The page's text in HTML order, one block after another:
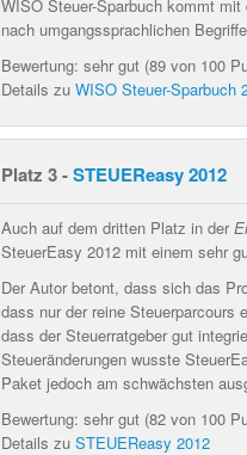
WISO Steuer-Sparbuch kommt
nach umgangssprachlichen
Bewertung: sehr gut (89 von 100
Details zu WISO Steuer-Sparbuch
Platz 3 -STEUEReasy 2012
Auch auf dem dritten Platz in der
SteuerEasy 2012 mit einem sehr
Der Autor betont, dass sich das
dass nur der reine Steuerparcours
dass der Steuerratgeber gut
Steueränderungen wusste
Paket jedoch am schwächsten
Bewertung: sehr gut (82 von 100
Details zu STEUEReasy 2012